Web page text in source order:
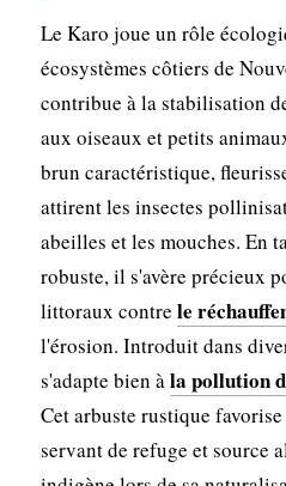
Le Karo joue un rôle
écosystèmes côtiers de
contribue à la stabilisation
aux oiseaux et petits
brun caractéristique,
attirent les insectes
abeilles et les mouches. En
robuste, il s'avère précieux
littoraux contre le
l'érosion. Introduit dans
s'adapte bien àla pollution
Cet arbuste rustique
servant de refuge et source